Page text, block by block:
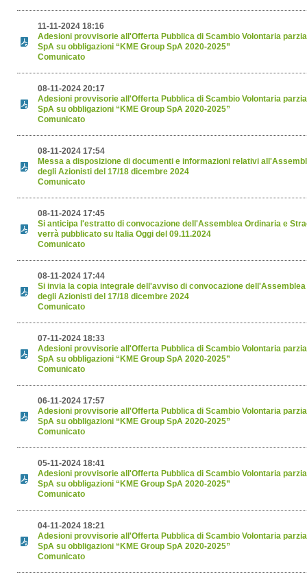
11-11-2024 18:16
Adesioni provvisorie all'Offerta Pubblica di Scambio Volontaria
SpA su obbligazioni “KME Group SpA 2020-2025”
Comunicato
08-11-2024 20:17
Adesioni provvisorie all'Offerta Pubblica di Scambio Volontaria
SpA su obbligazioni “KME Group SpA 2020-2025”
Comunicato
08-11-2024 17:54
Messa a disposizione di documenti e informazioni relativi
degli Azionisti del 17/18 dicembre 2024
Comunicato
08-11-2024 17:45
Si anticipa l'estratto di convocazione dell'Assemblea Ordinaria e
verrà pubblicato su Italia Oggi del 09.11.2024
Comunicato
08-11-2024 17:44
Si invia la copia integrale dell'avviso di convocazione
degli Azionisti del 17/18 dicembre 2024
Comunicato
07-11-2024 18:33
Adesioni provvisorie all'Offerta Pubblica di Scambio Volontaria
SpA su obbligazioni “KME Group SpA 2020-2025”
Comunicato
06-11-2024 17:57
Adesioni provvisorie all'Offerta Pubblica di Scambio Volontaria
SpA su obbligazioni “KME Group SpA 2020-2025”
Comunicato
05-11-2024 18:41
Adesioni provvisorie all'Offerta Pubblica di Scambio Volontaria
SpA su obbligazioni “KME Group SpA 2020-2025”
Comunicato
04-11-2024 18:21
Adesioni provvisorie all'Offerta Pubblica di Scambio Volontaria
SpA su obbligazioni “KME Group SpA 2020-2025”
Comunicato